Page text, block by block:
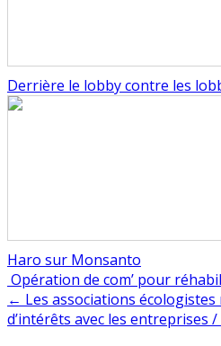
Derrière le lobby contre les
Haro sur Monsanto
Navigation
de
Opération de com’ pour
← Les associations écologistes
d’intérêts avec les entreprises /